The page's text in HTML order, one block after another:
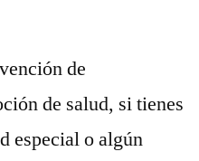
de
de salud, si tienes
especial o algún